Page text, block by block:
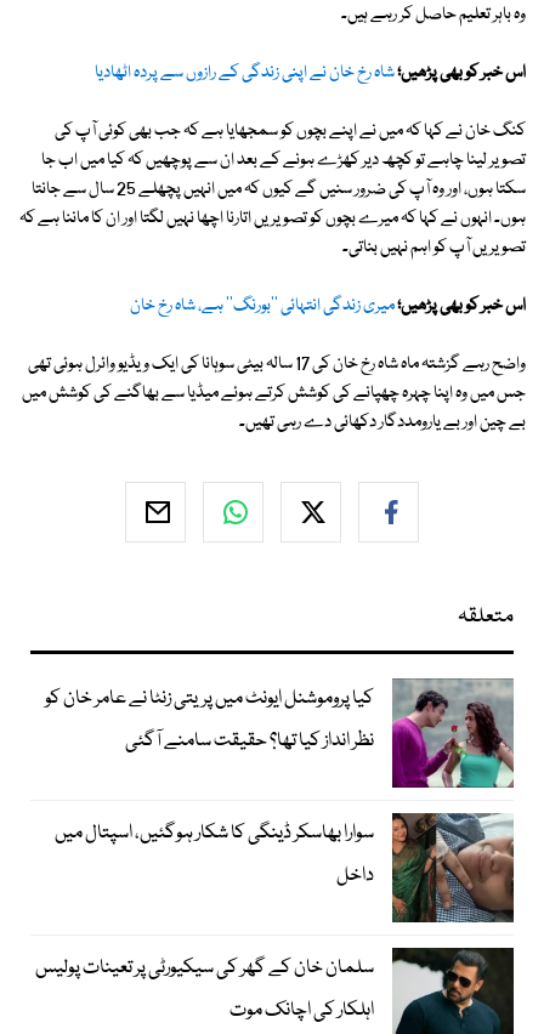
وہ باہر تعلیم حاصل کر رہے ہیں۔
اس خبر کو بھی پڑھیں؛شاہ رخ خان نے اپنی زندگی کے رازوں سے پردہ اٹھادیا
کنگ خان نے کہا کہ میں نے اپنے بچوں کو سمجھایا ہے کہ جب بھی کوئی آپ کی
تصویر لینا چاہے تو کچھ دیر کھڑے ہونے کے بعد ان سے پوچھیں کہ کیا میں اب جا
سکتا ہوں، اور وہ آپ کی ضرور سنیں گے کیوں کہ میں انہیں پچھلے 25 سال سے جانتا
ہوں۔ انہوں نے کہا کہ میرے بچوں کو تصویریں اتارنا اچھا نہیں لگتا اور ان کا ماننا ہے کہ
تصویریں آپ کو اہم نہیں بناتی۔
اس خبر کو بھی پڑھیں؛میری زندگی انتہائی ''بورنگ'' ہے، شاہ رخ خان
واضح رہے گزشتہ ماہ شاہ رخ خان کی 17 سالہ بیٹی سوہانا کی ایک ویڈیو وائرل ہوئی تھی
جس میں وہ اپنا چہرہ چھپانے کی کوشش کرتے ہوئے میڈیا سے بھاگنے کی کوشش میں
بے چین اور بے یارومددگار دکھائی دے رہی تھیں۔
متعلقہ
کیا پروموشنل ایونٹ میں پریتی زنٹا نے عامر خان کو
نظر انداز کیا تھا؟ حقیقت سامنے آگئی
سوارا بھاسکر ڈینگی کا شکار ہوگئیں، اسپتال میں
داخل
سلمان خان کے گھر کی سیکیورٹی پر تعینات پولیس
اہلکار کی اچانک موت